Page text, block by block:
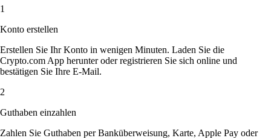
1
Konto erstellen
Erstellen Sie Ihr Konto in wenigen Minuten. Laden Sie die
Crypto.com App herunter oder registrieren Sie sich online und
bestätigen Sie Ihre E-Mail.
2
Guthaben einzahlen
Zahlen Sie Guthaben per Banküberweisung, Karte, Apple Pay oder